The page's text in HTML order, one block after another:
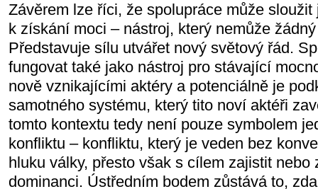
Závěrem lze říci, že spolupráce může
k získání moci – nástroj, který nemůže
Představuje sílu utvářet nový světový řád.
fungovat také jako nástroj pro stávající
nově vznikajícími aktéry a potenciálně je
samotného systému, který tito noví aktéři
tomto kontextu tedy není pouze symbolem
konfliktu – konfliktu, který je veden bez
hluku války, přesto však s cílem zajistit nebo
dominanci. Ústředním bodem zůstává to,